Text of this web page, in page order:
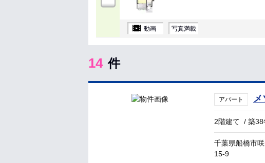
動画 写真満載
14 件
アパート メ
2階建て /築38
千葉県船橋市
15-9